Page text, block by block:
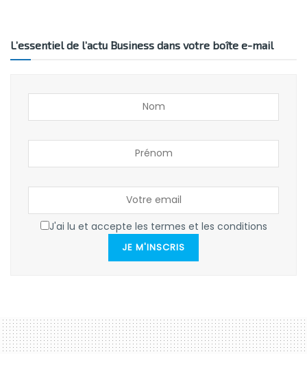
L’essentiel de l’actu Business dans votre boîte e-mail
J'ai lu et accepte les termes et les conditions
JE M'INSCRIS